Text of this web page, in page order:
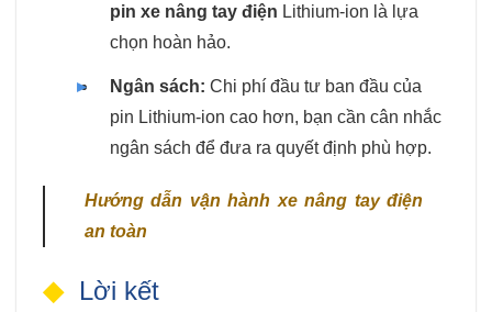
pin xe nâng tay điện Lithium-ion là lựa
chọn hoàn hảo.
Ngân sách: Chi phí đầu tư ban đầu của
pin Lithium-ion cao hơn, bạn cần cân nhắc
ngân sách để đưa ra quyết định phù hợp.
Hướng dẫn vận hành xe nâng tay điện
an toàn
Lời kết